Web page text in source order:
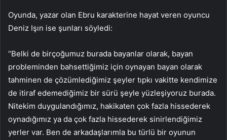
Oyunda, yazar olan Ebru karakterine hayat veren oyuncu
Deniz Işın ise şunları söyledi:
“Belki de birçoğumuz burada bayanlar olarak, bayan
probleminden bahsettiğimiz için oynayan bayan olarak
tahminen de çözümlediğimiz şeyler tıpkı vakitte kendimize
de itiraf edemediğimiz bir sürü şeyle yüzleşiyoruz burada.
Nitekim duygulandığımız, hakikaten çok fazla hissederek
oynadığımız ya da çok fazla hissederek sinirlendiğimiz
yerler var. Ben de arkadaşlarımla bu türlü bir oyunun